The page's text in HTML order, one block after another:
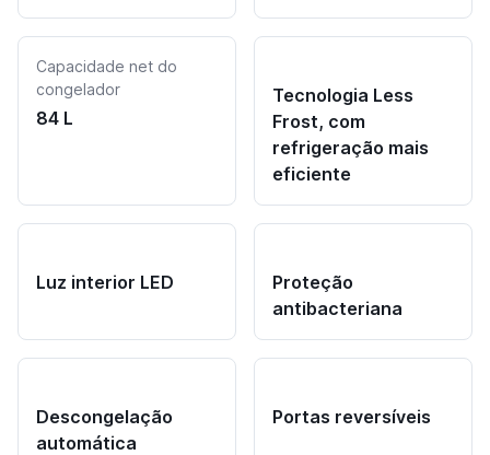
Capacidade net do
congelador
84 L
Tecnologia Less
Frost, com
refrigeração mais
eficiente
Luz interior LED
Proteção
antibacteriana
Descongelação
automática
Portas reversíveis